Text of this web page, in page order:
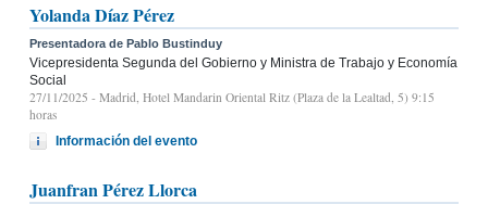
Yolanda Díaz Pérez
Presentadora de Pablo Bustinduy
Vicepresidenta Segunda del Gobierno y Ministra de Trabajo y Economía
Social
27/11/2025 - Madrid, Hotel Mandarin Oriental Ritz (Plaza de la Lealtad, 5) 9:15
horas
Información del evento
Juanfran Pérez Llorca